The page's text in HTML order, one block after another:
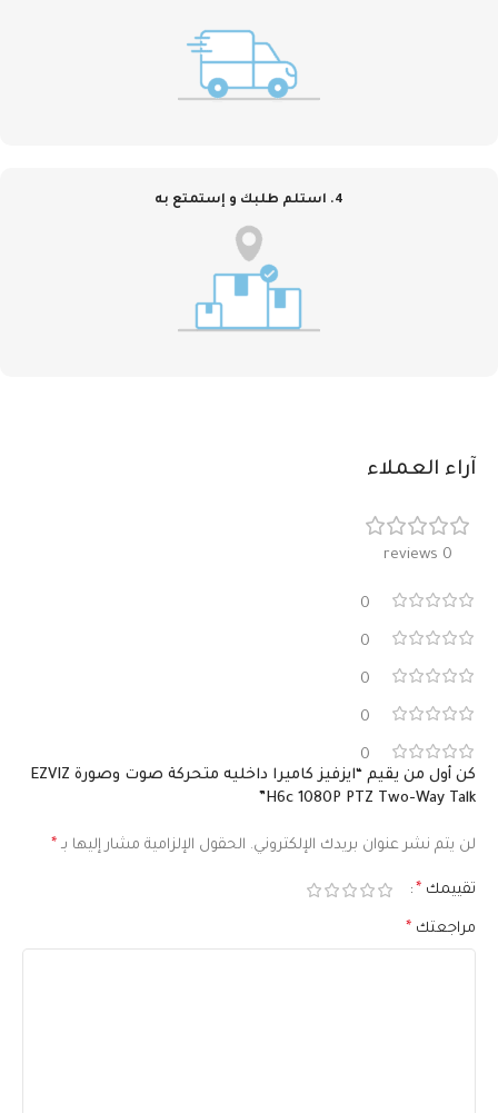
4. استلم طلبك و إستمتع به
آراء العملاء
0 reviews
0
0
0
0
0
كن أول من يقيم “ايزفيز كاميرا داخليه متحركة صوت وصورة EZVIZ
H6c 1080P PTZ Two-Way Talk”
لن يتم نشر عنوان بريدك الإلكتروني. الحقول الإلزامية مشار إليها بـ *
تقييمك *
مراجعتك *